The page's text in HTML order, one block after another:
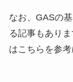
なお、GASの
る記事もあり
はこちらを参考